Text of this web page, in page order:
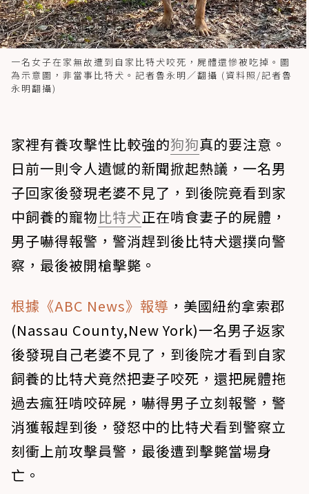
一名女子在家無故遭到自家比特犬咬死，屍體還慘被吃掉。圖
為示意圖，非當事比特犬。記者魯永明／翻攝 (資料照/記者魯
永明翻攝)
家裡有養攻擊性比較強的狗狗真的要注意。
日前一則令人遺憾的新聞掀起熱議，一名男
子回家後發現老婆不見了，到後院竟看到家
中飼養的寵物比特犬正在啃食妻子的屍體，
男子嚇得報警，警消趕到後比特犬還撲向警
察，最後被開槍擊斃。
根據《ABC News》報導 ，美國紐約拿索郡
(Nassau County,New York)一名男子返家
後發現自己老婆不見了，到後院才看到自家
飼養的比特犬竟然把妻子咬死，還把屍體拖
過去瘋狂啃咬碎屍，嚇得男子立刻報警，警
消獲報趕到後，發怒中的比特犬看到警察立
刻衝上前攻擊員警，最後遭到擊斃當場身
亡。